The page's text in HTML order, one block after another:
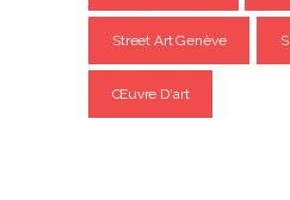
Street Art Genève
Œuvre D'art